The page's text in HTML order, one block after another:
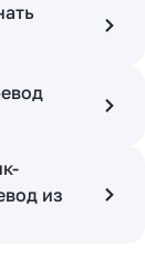
из